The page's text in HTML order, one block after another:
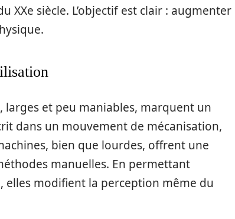
XXe siècle. L’objectif est clair : augmenter
et peu maniables, marquent un
dans un mouvement de mécanisation,
bien que lourdes, offrent une
manuelles. En permettant
elles modifient la perception même du